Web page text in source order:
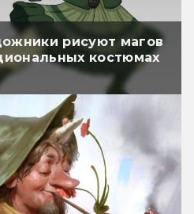
рисуют магов
костюмах